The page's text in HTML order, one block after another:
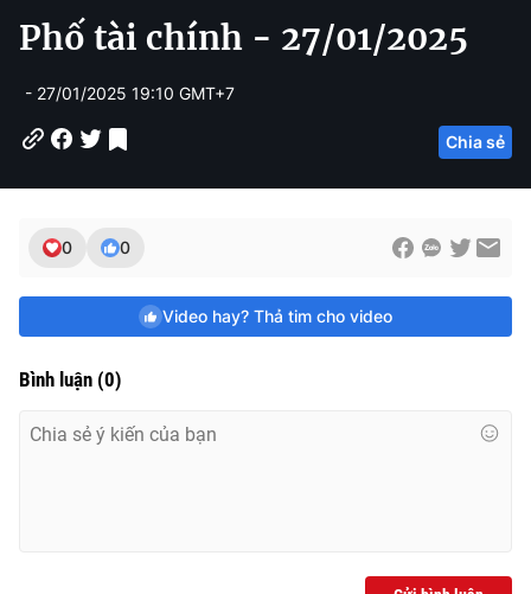
r
n
r
Phố tài chính - 27/01/2025
- 27/01/2025 19:10 GMT+7
Chia sẻ
0 0
Video hay? Thả tim cho video
Bình luận (0)